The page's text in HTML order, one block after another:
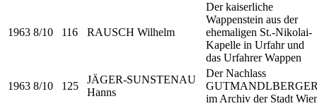
1963 8/10 116 RAUSCH Wilhelm
Der kaiserliche
Wappenstein aus der
ehemaligen St.-Nikolai-
Kapelle in Urfahr und
das Urfahrer Wappen
1963 8/10 125
JÄGER-SUNSTENAU
Hanns
Der Nachlass
im Archiv der Stadt